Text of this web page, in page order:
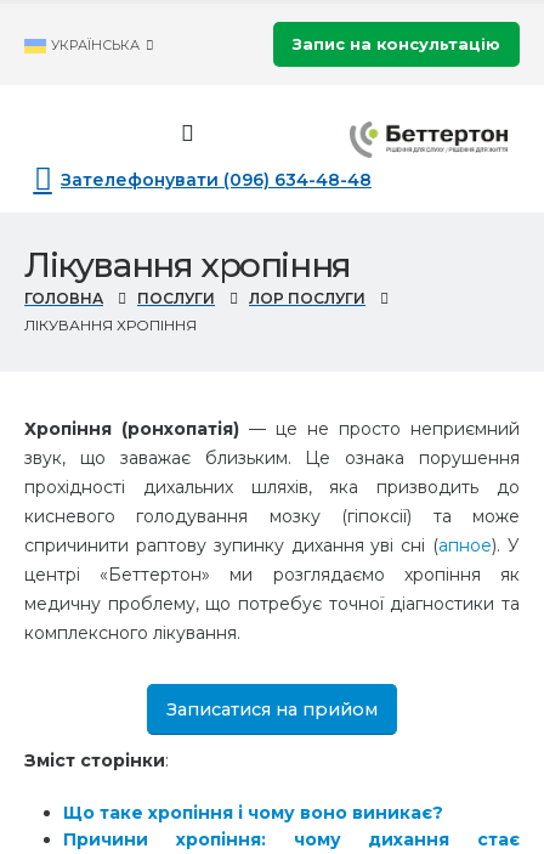
УКРАЇНСЬКА Запис на консультацію
Зателефонувати (096) 634-48-48
Лікування хропіння
ГОЛОВНА ПОСЛУГИ
ЛОР ПОСЛУГИ
ЛІКУВАННЯ ХРОПІННЯ
Хропіння (ронхопатія) — це не просто неприємний
звук, що заважає близьким. Це ознака порушення
прохідності дихальних шляхів, яка призводить до
кисневого голодування мозку (гіпоксії) та може
спричинити раптову зупинку дихання уві сні (апное). У
центрі «Беттертон» ми розглядаємо хропіння як
медичну проблему, що потребує точної діагностики та
комплексного лікування.
Записатися на прийом
Зміст сторінки:
Що таке хропіння і чому воно виникає?
Причини хропіння: чому дихання стає